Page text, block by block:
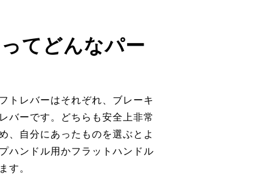
てどんなパー
トレバーはそれぞれ、ブレーキ
バーです。どちらも安全上非常
、自分にあったものを選ぶとよ
ハンドル用かフラットハンドル
す。